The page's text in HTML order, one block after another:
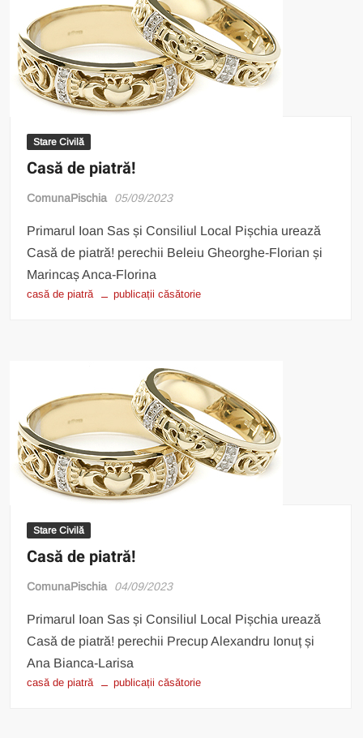
Stare Civilă
Casă de piatră!
ComunaPischia 05/09/2023
Primarul Ioan Sas și Consiliul Local Pișchia urează
Casă de piatră! perechii Beleiu Gheorghe-Florian și
Marincaș Anca-Florina
casă de piatră publicații căsătorie
Stare Civilă
Casă de piatră!
ComunaPischia 04/09/2023
Primarul Ioan Sas și Consiliul Local Pișchia urează
Casă de piatră! perechii Precup Alexandru Ionuț și
Ana Bianca-Larisa
casă de piatră publicații căsătorie